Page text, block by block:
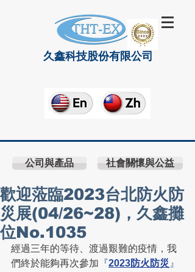
久鑫科技股份有限公司
公司與產品 社會關懷與公益
歡迎蒞臨2023台北防火防
災展(04/26~28)，久鑫攤
位No.1035
經過三年的等待、渡過艱難的疫情，我
們終於能夠再次參加 『2023防火防災 』